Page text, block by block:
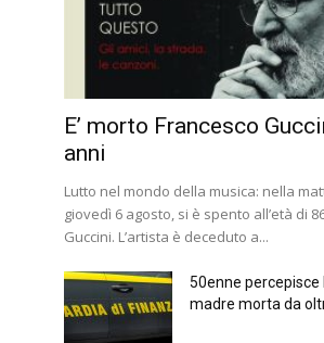
E’ morto Francesco
anni
Lutto nel mondo della musica: nella
giovedì 6 agosto, si è spento all’età di
Guccini. L’artista è deceduto a...
50enne percepisce
madre morta da